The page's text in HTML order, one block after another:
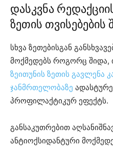
დასკვნა
ზეთის თვისებების
სხვა ზეთებისგან
მოქმედებს როგორც შიდა,
ზეითუნის ზეთის
ჯანმრთელობაზე
პროფილაქტიკურ ეფექტს.
განსაკუთრებით
ანტიოქსიდანტური